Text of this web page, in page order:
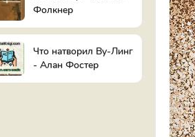
Фолкнер
Что натворил Ву-Линг
- Алан Фостер